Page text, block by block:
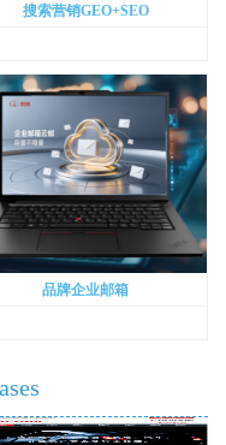
搜索营销GEO+SEO
品牌企业邮箱